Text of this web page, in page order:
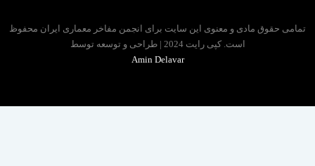
حقوق مادی و معنوی این سایت برای انجمن مفاخر معماری ایران محفوظ
است. کپی رایت 2024 | طراحی و توسعه توسط
Amin Delavar